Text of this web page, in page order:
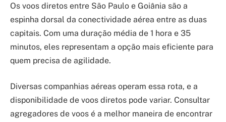
Os voos diretos entre São Paulo e Goiânia são a
espinha dorsal da conectividade aérea entre as duas
capitais. Com uma duração média de 1 hora e 35
minutos, eles representam a opção mais eficiente para
quem precisa de agilidade.
Diversas companhias aéreas operam essa rota, e a
disponibilidade de voos diretos pode variar. Consultar
agregadores de voos é a melhor maneira de encontrar